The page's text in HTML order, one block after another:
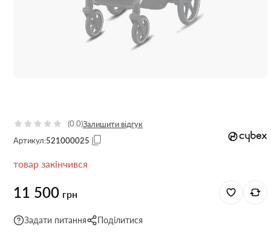
(0.0)Залишити відгук
Артикул:521000025
товар закінчився
11 500 грн
Задати питання Поділитися